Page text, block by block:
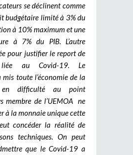
se déclinent comme
budgétaire limité à 3% du
à 10% maximum et une
à 7% du PIB. L’autre
pour justifier le report de
au Covid-19. Le
toute l’économie de la
en difficulté au point
membre de l’UEMOA ne
à la monnaie unique cette
concéder la réalité de
techniques. On peut
que le Covid-19 a